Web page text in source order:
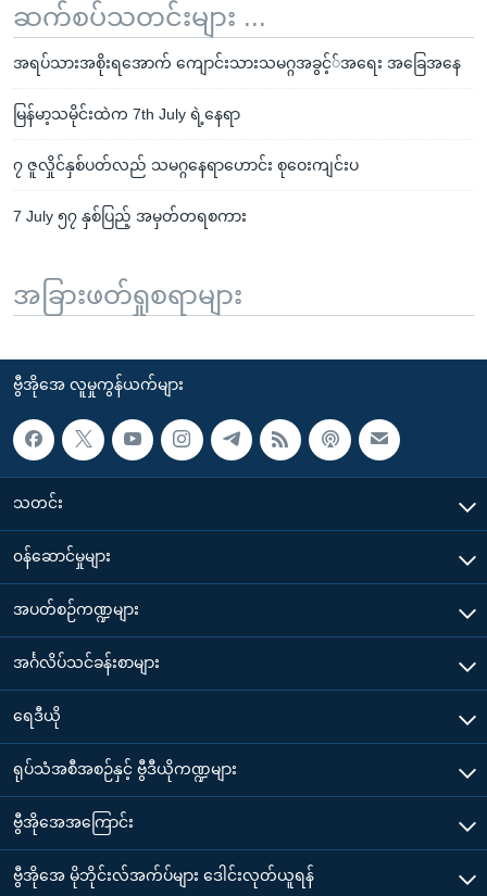
ဆက်စပ်သတင်းများ ...
အရပ်သားအစိုးရအောက် ကျောင်းသားသမဂ္ဂအခွင့််အရေး အခြေအနေ
မြန်မာ့သမိုင်းထဲက 7th July ရဲ့နေရာ
၇ ဇူလှိုင်နှစ်ပတ်လည် သမဂ္ဂနေရာဟောင်း စုဝေးကျင်းပ
7 July ၅၇ နှစ်ပြည့် အမှတ်တရစကား
အခြားဖတ်ရှုစရာများ
ဗွီအိုအေ လူမှုကွန်ယက်များ
သတင်း
၀န်ဆောင်မှုများ
အပတ်စဉ်ကဏ္ဍများ
အင်္ဂလိပ်သင်ခန်းစာများ
ရေဒီယို
ရုပ်သံအစီအစဉ်နှင့် ဗွီဒီယိုကဏ္ဍများ
ဗွီအိုအေအကြောင်း
ဗွီအိုအေ မိုဘိုင်းလ်အက်ပ်များ ဒေါင်းလုတ်ယူရန်